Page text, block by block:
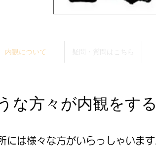
内観について
な方々が内観をす
は様々な方がいらっしゃいま